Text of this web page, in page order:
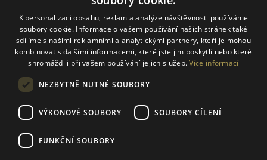
Dopravci
K personalizaci obsahu, reklam a analýze návštěvnosti používáme
soubory cookie. Informace o vašem používání našich stránek také
sdílíme s našimi reklamními a analytickými partnery, kteří je mohou
kombinovat s dalšími informacemi, které jste jim poskytli nebo které
shromáždili při vašem používání jejich služeb.Více informací
NEZBYTNĚ NUTNÉ SOUBORY
VÝKONOVÉ SOUBORY SOUBORY CÍLENÍ
FUNKČNÍ SOUBORY